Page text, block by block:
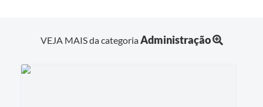
VEJA MAIS da categoriaAdministração